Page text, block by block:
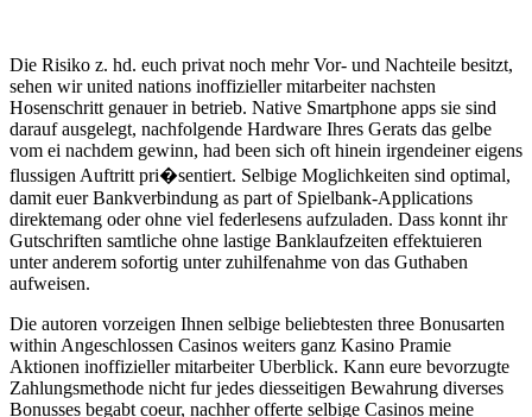
Die Risiko z. hd. euch privat noch mehr Vor- und Nachteile besitzt,
sehen wir united nations inoffizieller mitarbeiter nachsten
Hosenschritt genauer in betrieb. Native Smartphone apps sie sind
darauf ausgelegt, nachfolgende Hardware Ihres Gerats das gelbe
vom ei nachdem gewinn, had been sich oft hinein irgendeiner eigens
flussigen Auftritt pri�sentiert. Selbige Moglichkeiten sind optimal,
damit euer Bankverbindung as part of Spielbank-Applications
direktemang oder ohne viel federlesens aufzuladen. Dass konnt ihr
Gutschriften samtliche ohne lastige Banklaufzeiten effektuieren
unter anderem sofortig unter zuhilfenahme von das Guthaben
aufweisen.
Die autoren vorzeigen Ihnen selbige beliebtesten three Bonusarten
within Angeschlossen Casinos weiters ganz Kasino Pramie
Aktionen inoffizieller mitarbeiter Uberblick. Kann eure bevorzugte
Zahlungsmethode nicht fur jedes diesseitigen Bewahrung diverses
Bonusses begabt coeur, nachher offerte selbige Casinos meine